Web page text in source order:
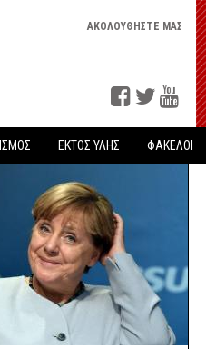
ΑΚΟΛΟΥΘΗΣΤΕ ΜΑΣ
ΕΚΤΟΣ ΥΛΗΣ ΦΑΚΕΛΟΙ